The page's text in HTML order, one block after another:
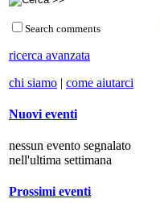
Search comments
ricerca avanzata
chi siamo | come aiutarci
Nuovi eventi
nessun evento segnalato
nell'ultima settimana
Prossimi eventi